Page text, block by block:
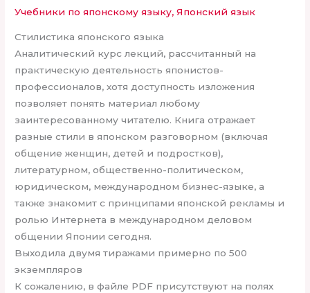
Учебники по японскому языку,Японский язык
Стилистика японского языка
Аналитический курс лекций, рассчитанный на
практическую деятельность японистов-
профессионалов, хотя доступность изложения
позволяет понять материал любому
заинтересованному читателю. Книга отражает
разные стили в японском разговорном (включая
общение женщин, детей и подростков),
литературном, общественно-политическом,
юридическом, международном бизнес-языке, а
также знакомит с принципами японской рекламы и
ролью Интернета в международном деловом
общении Японии сегодня.
Выходила двумя тиражами примерно по 500
экземпляров
К сожалению, в файле PDF присутствуют на полях